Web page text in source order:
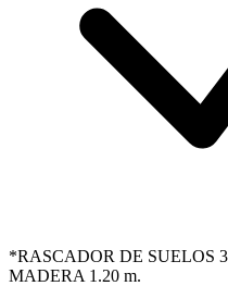
*RASCADOR DE SUELOS
MADERA 1.20 m.